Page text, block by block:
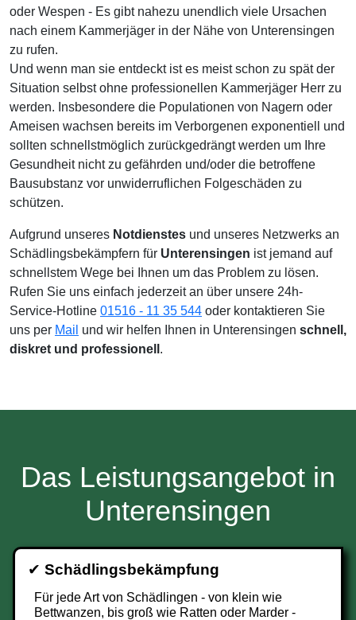
oder Wespen - Es gibt nahezu unendlich viele Ursachen
nach einem Kammerjäger in der Nähe von Unterensingen
zu rufen.
Und wenn man sie entdeckt ist es meist schon zu spät der
Situation selbst ohne professionellen Kammerjäger Herr zu
werden. Insbesondere die Populationen von Nagern oder
Ameisen wachsen bereits im Verborgenen exponentiell und
sollten schnellstmöglich zurückgedrängt werden um Ihre
Gesundheit nicht zu gefährden und/oder die betroffene
Bausubstanz vor unwiderruflichen Folgeschäden zu
schützen.
Aufgrund unseres Notdienstes und unseres Netzwerks an
Schädlingsbekämpfern für Unterensingen ist jemand auf
schnellstem Wege bei Ihnen um das Problem zu lösen.
Rufen Sie uns einfach jederzeit an über unsere 24h-
Service-Hotline 01516 - 11 35 544 oder kontaktieren Sie
uns per Mail und wir helfen Ihnen in Unterensingen schnell,
diskret und professionell .
Das Leistungsangebot in
Unterensingen
✔ Schädlingsbekämpfung
Für jede Art von Schädlingen - von klein wie
Bettwanzen, bis groß wie Ratten oder Marder -